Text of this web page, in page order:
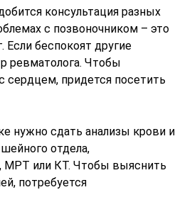
консультация разных
с позвоночником – это
Если беспокоят другие
ревматолога. Чтобы
сердцем, придется посетить
нужно сдать анализы крови и
отдела,
МРТ или КТ. Чтобы выяснить
потребуется